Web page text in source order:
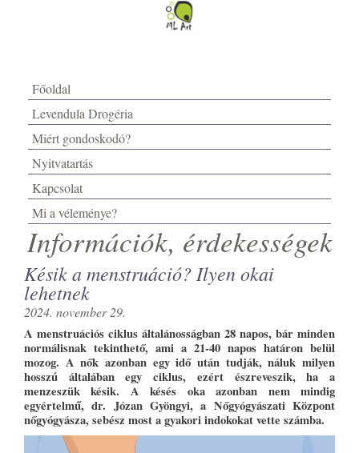
Főoldal
Levendula Drogéria
Miért gondoskodó?
Nyitvatartás
Kapcsolat
Mi a véleménye?
Információk, érdekességek
Késik a menstruáció? Ilyen okai
lehetnek
2024. november 29.
A menstruációs ciklus általánosságban 28 napos, bár minden
normálisnak tekinthető, ami a 21-40 napos határon belül
mozog. A nők azonban egy idő után tudják, náluk milyen
hosszú általában egy ciklus, ezért észreveszik, ha a
menzeszük késik. A késés oka azonban nem mindig
egyértelmű, dr. Józan Gyöngyi, a Nőgyógyászati Központ
nőgyógyásza, sebész most a gyakori indokokat vette számba.